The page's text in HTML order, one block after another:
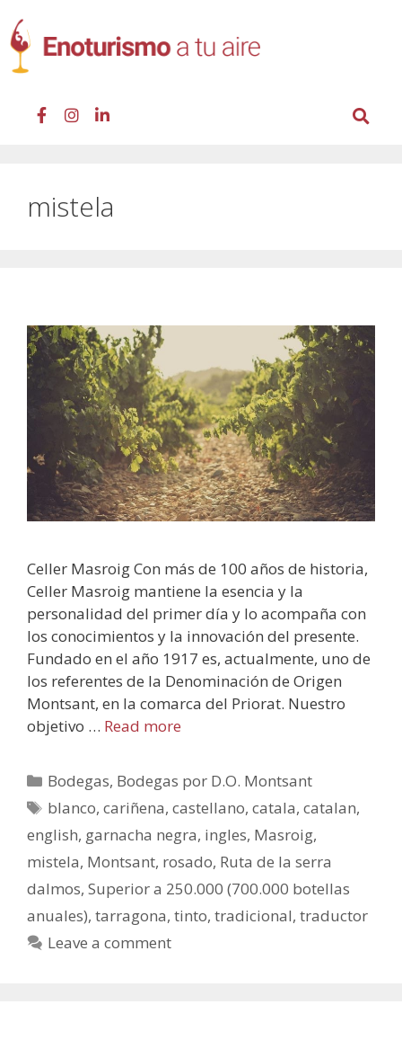
mistela
Celler Masroig Con más de 100 años de historia,
Celler Masroig mantiene la esencia y la
personalidad del primer día y lo acompaña con
los conocimientos y la innovación del presente.
Fundado en el año 1917 es, actualmente, uno de
los referentes de la Denominación de Origen
Montsant, en la comarca del Priorat. Nuestro
objetivo … Read more
Bodegas, Bodegas por D.O. Montsant
blanco,cariñena,castellano,catala,catalan,
english, garnacha negra, ingles, Masroig,
mistela, Montsant, rosado, Ruta de la serra
dalmos, Superior a 250.000 (700.000 botellas
anuales), tarragona, tinto, tradicional, traductor
Leave a comment